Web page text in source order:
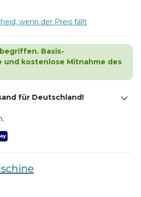
wenn der Preis fällt
Basis-
und kostenlose Mitnahme des
für Deutschland!